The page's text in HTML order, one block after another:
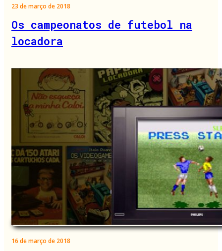
23 de março de 2018
Os campeonatos de futebol na
locadora
16 de março de 2018